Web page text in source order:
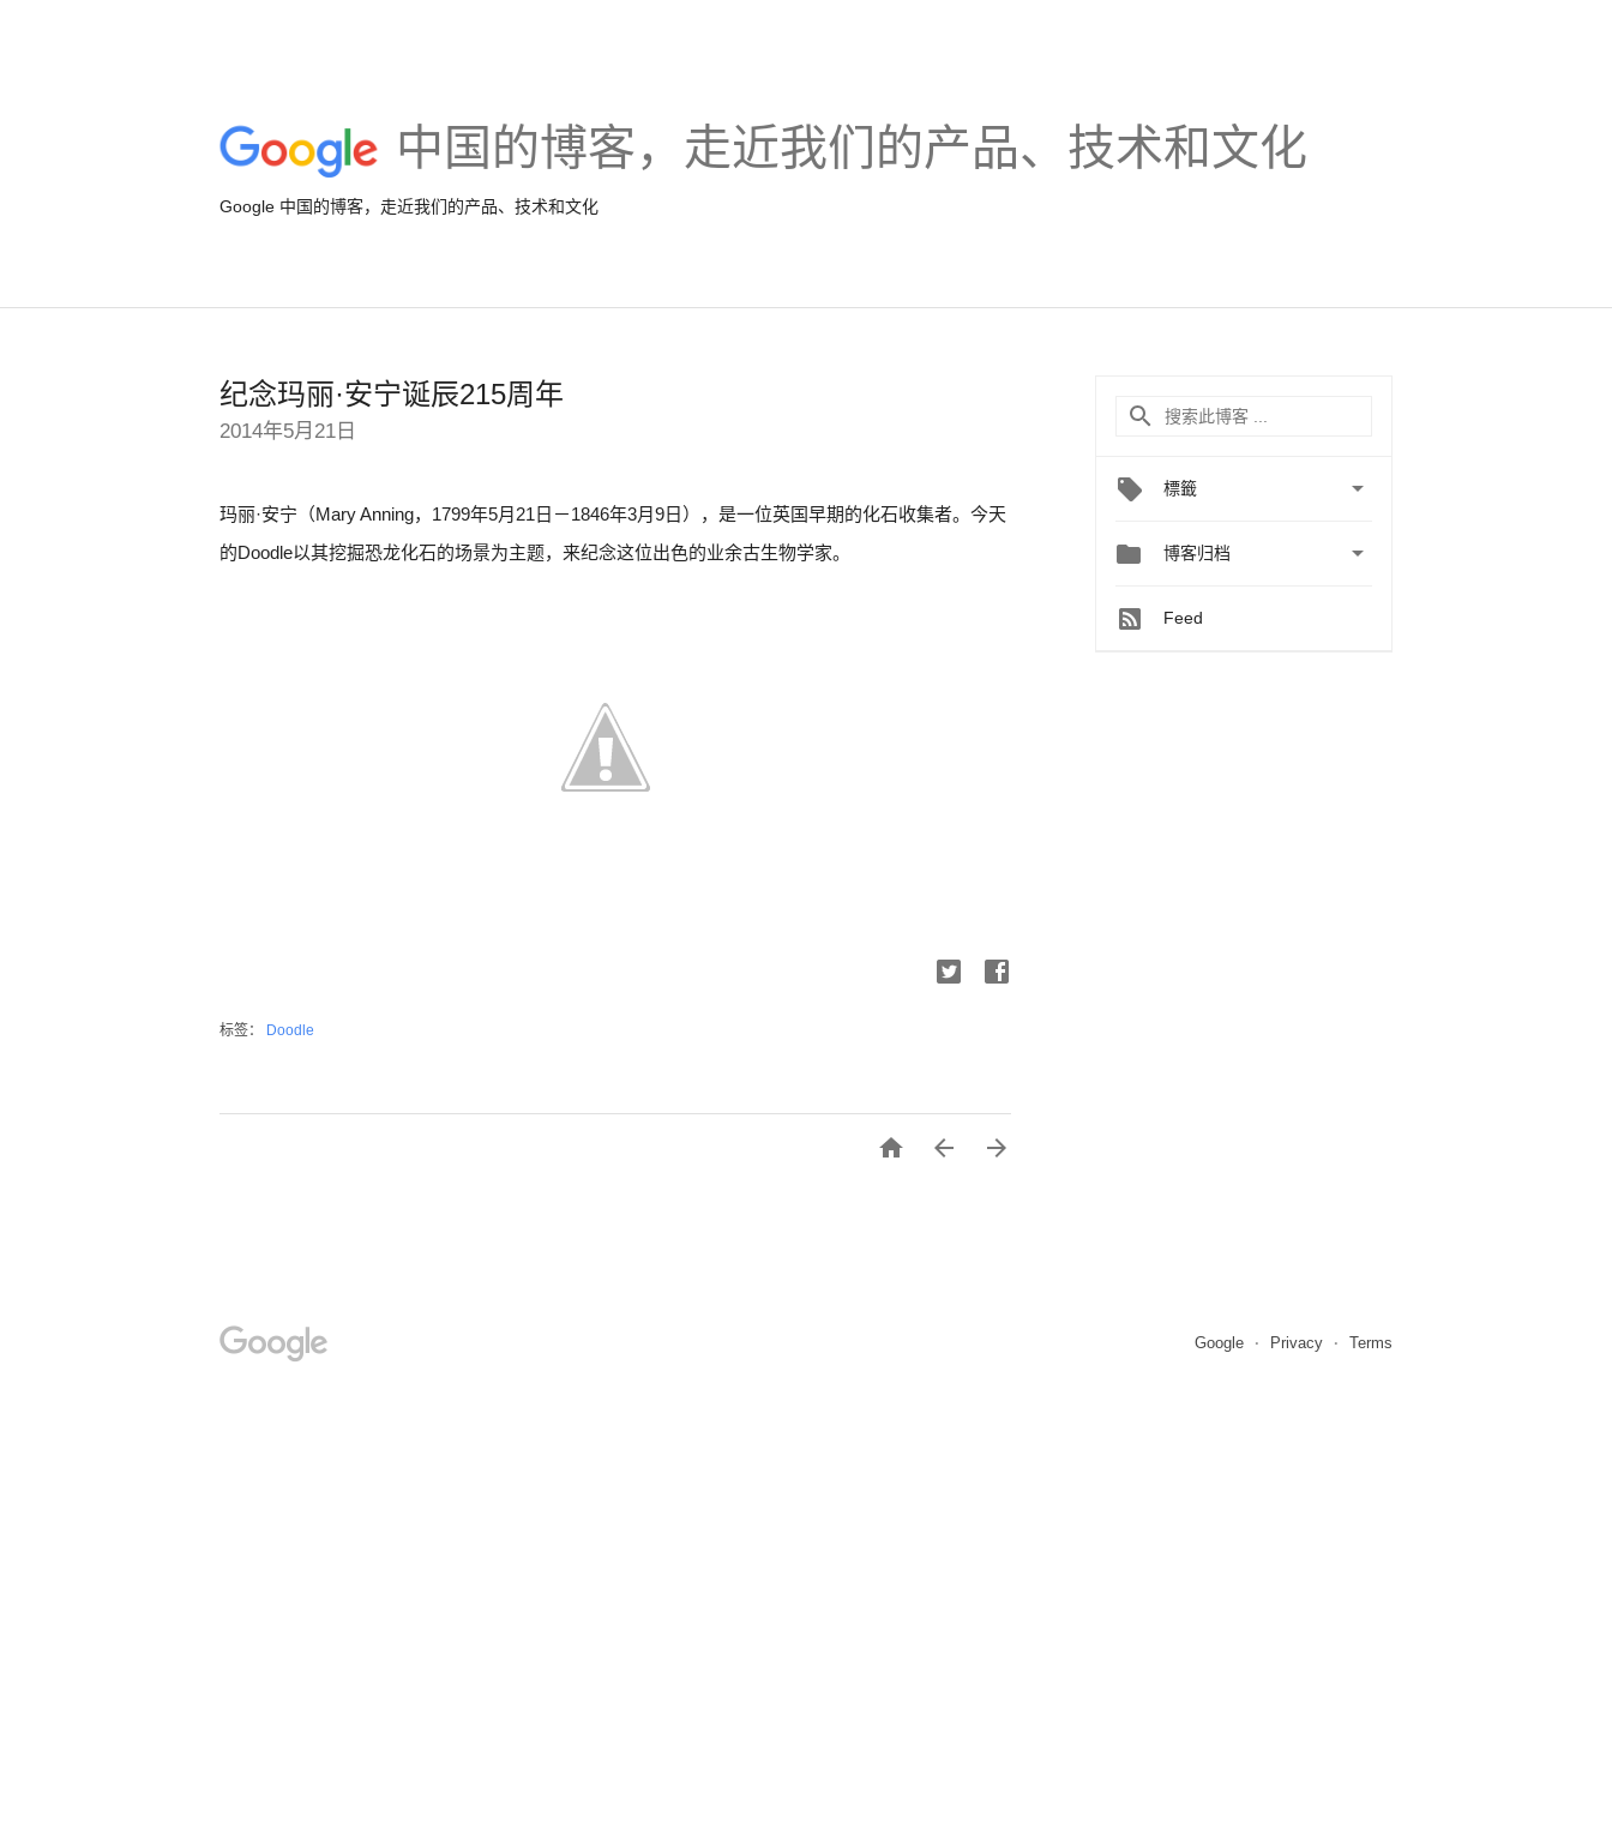
中国的博客，走近我们的产品、技术和文化
Google 中国的博客，走近我们的产品、技术和文化
纪念玛丽·安宁诞辰215周年
2014年5月21日
玛丽·安宁（Mary Anning，1799年5月21日－1846年3月9日），是一位英国早期的化石收集者。今天
的Doodle以其挖掘恐龙化石的场景为主题，来纪念这位出色的业余古生物学家。
标签： Doodle
  
標籤 
 博客归档 
Feed
Google Privacy Terms